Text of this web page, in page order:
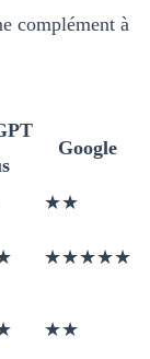
complément à
Google
★★
★★★★★
★★